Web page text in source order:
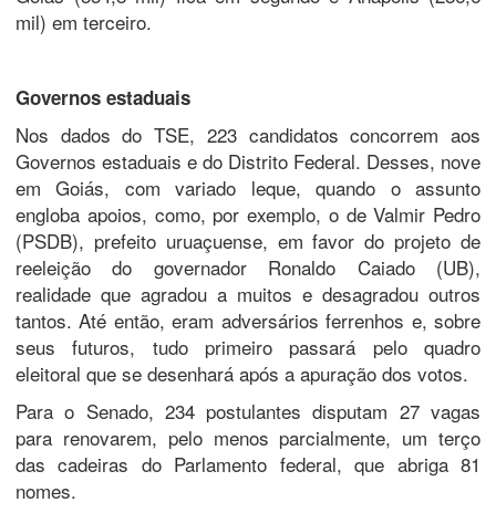
mil) em terceiro.
Governos estaduais
Nos dados do TSE, 223 candidatos concorrem aos
Governos estaduais e do Distrito Federal. Desses, nove
em Goiás, com variado leque, quando o assunto
engloba apoios, como, por exemplo, o de Valmir Pedro
(PSDB), prefeito uruaçuense, em favor do projeto de
reeleição do governador Ronaldo Caiado (UB),
realidade que agradou a muitos e desagradou outros
tantos. Até então, eram adversários ferrenhos e, sobre
seus futuros, tudo primeiro passará pelo quadro
eleitoral que se desenhará após a apuração dos votos.
Para o Senado, 234 postulantes disputam 27 vagas
para renovarem, pelo menos parcialmente, um terço
das cadeiras do Parlamento federal, que abriga 81
nomes.